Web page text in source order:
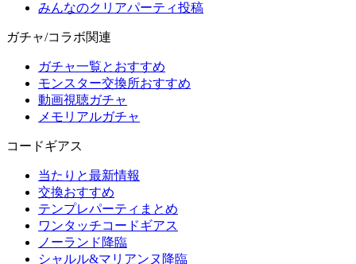
みんなのクリアパーティ投稿
ガチャ/コラボ関連
ガチャ一覧とおすすめ
モンスター交換所おすすめ
動画視聴ガチャ
メモリアルガチャ
コードギアス
当たりと最新情報
交換おすすめ
テンプレパーティまとめ
ワンタッチコードギアス
ノーランド降臨
シャルル&マリアンヌ降臨